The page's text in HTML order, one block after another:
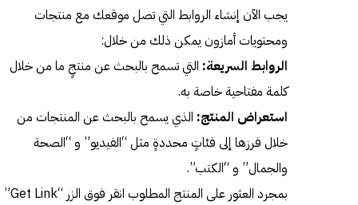
يجب الآن إنشاء الروابط التي تصل موقعك مع منتجات
ومحتويات أمازون يمكن ذلك من خلال:
الروابط السريعة: التي تسمح بالبحث عن منتجٍ ما من خلال
كلمة مفتاحية خاصة به.
استعراض المنتج: الذي يسمح بالبحث عن المنتجات من
خلال فرزها إلى فئاتٍ محددةٍ مثل “الفيديو” و “الصحة
والجمال” و “الكتب”.
بمجرد العثور على المنتج المطلوب انقر فوق الزر “Get Link”